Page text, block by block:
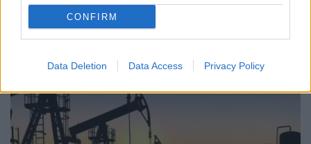
CONFIRM
Data Deletion Data Access Privacy Policy